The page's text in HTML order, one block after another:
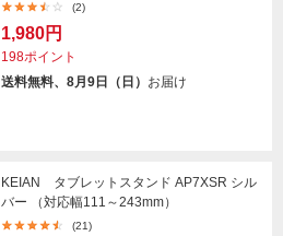
(2)
1,980円
198ポイント
送料無料、8月9日（日） お届け
KEIAN タブレットスタンド AP7XSR シル
バー （対応幅111～243mm）
(21)